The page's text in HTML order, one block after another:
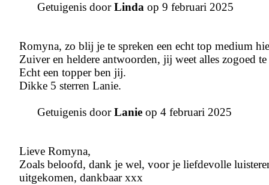
Getuigenis doorLinda op 9 februari 2025
Romyna, zo blij je te spreken een echt top medium
Zuiver en heldere antwoorden, jij weet alles zogoed
Echt een topper ben jij.
Dikke 5 sterren Lanie.
Getuigenis doorLanie op 4 februari 2025
Lieve Romyna,
Zoals beloofd, dank je wel, voor je liefdevolle
uitgekomen, dankbaar xxx